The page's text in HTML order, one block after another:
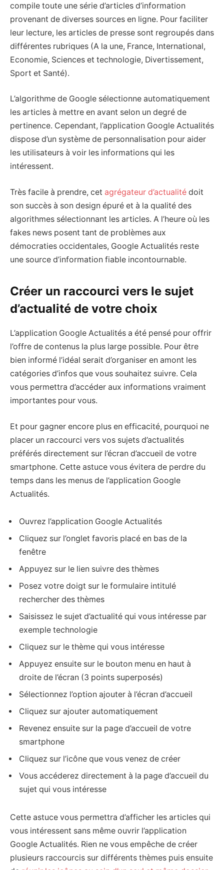
compile toute une série d’articles d’information
provenant de diverses sources en ligne. Pour faciliter
leur lecture, les articles de presse sont regroupés dans
différentes rubriques (A la une, France, International,
Economie, Sciences et technologie, Divertissement,
Sport et Santé).
L’algorithme de Google sélectionne automatiquement
les articles à mettre en avant selon un degré de
pertinence. Cependant, l’application Google Actualités
dispose d’un système de personnalisation pour aider
les utilisateurs à voir les informations qui les
intéressent.
Très facile à prendre, cet agrégateur d’actualité doit
son succès à son design épuré et à la qualité des
algorithmes sélectionnant les articles. A l’heure où les
fakes news posent tant de problèmes aux
démocraties occidentales, Google Actualités reste
une source d’information fiable incontournable.
Créer un raccourci vers le sujet
d’actualité de votre choix
L’application Google Actualités a été pensé pour offrir
l’offre de contenus la plus large possible. Pour être
bien informé l’idéal serait d’organiser en amont les
catégories d’infos que vous souhaitez suivre. Cela
vous permettra d’accéder aux informations vraiment
importantes pour vous.
Et pour gagner encore plus en efficacité, pourquoi ne
placer un raccourci vers vos sujets d’actualités
préférés directement sur l’écran d’accueil de votre
smartphone. Cette astuce vous évitera de perdre du
temps dans les menus de l’application Google
Actualités.
Ouvrez l’application Google Actualités
Cliquez sur l’onglet favoris placé en bas de la
fenêtre
Appuyez sur le lien suivre des thèmes
Posez votre doigt sur le formulaire intitulé
rechercher des thèmes
Saisissez le sujet d’actualité qui vous intéresse par
exemple technologie
Cliquez sur le thème qui vous intéresse
Appuyez ensuite sur le bouton menu en haut à
droite de l’écran (3 points superposés)
Sélectionnez l’option ajouter à l’écran d’accueil
Cliquez sur ajouter automatiquement
Revenez ensuite sur la page d’accueil de votre
smartphone
Cliquez sur l’icône que vous venez de créer
Vous accéderez directement à la page d’accueil du
sujet qui vous intéresse
Cette astuce vous permettra d’afficher les articles qui
vous intéressent sans même ouvrir l’application
Google Actualités. Rien ne vous empêche de créer
plusieurs raccourcis sur différents thèmes puis ensuite